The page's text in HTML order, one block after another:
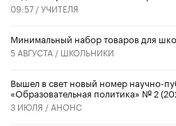
09:57 /УЧИТЕЛЯ
Минимальный набор товаров для
5 АВГУСТА / ШКОЛЬНИКИ
Вышел в свет новый номер научно-
«Образовательная политика» № 2
3 ИЮЛЯ / АНОНС